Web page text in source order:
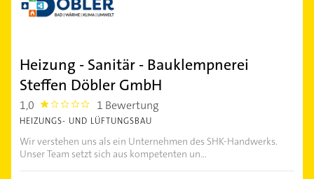
Heizung - Sanitär - Bauklempnerei
Steffen Döbler GmbH
1,0 1.0 1 Bewertung
HEIZUNGS- UND LÜFTUNGSBAU
Wir verstehen uns als ein Unternehmen des SHK-Handwerks.
Unser Team setzt sich aus kompetenten un...